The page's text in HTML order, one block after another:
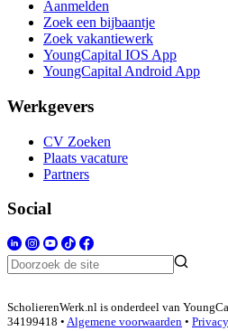
Aanmelden
Zoek een bijbaantje
Zoek vakantiewerk
YoungCapital IOS App
YoungCapital Android App
Werkgevers
CV Zoeken
Plaats vacature
Partners
Social
ScholierenWerk.nl is onderdeel van
34199418 • Algemene voorwaarden • Privacy